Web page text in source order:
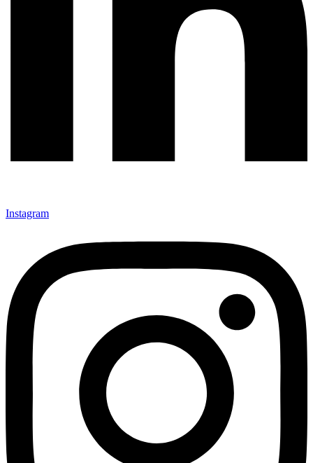
Instagram